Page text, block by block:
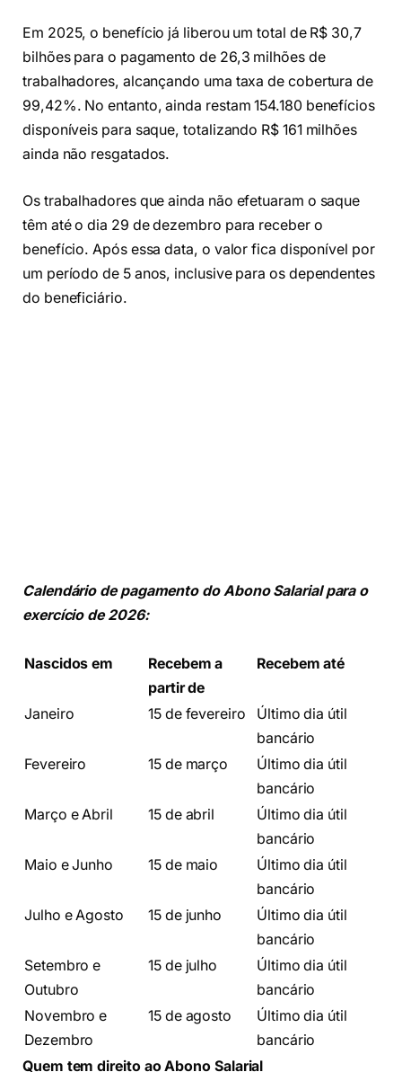
Em 2025, o benefício já liberou um total de R$ 30,7
bilhões para o pagamento de 26,3 milhões de
trabalhadores, alcançando uma taxa de cobertura de
99,42%. No entanto, ainda restam 154.180 benefícios
disponíveis para saque, totalizando R$ 161 milhões
ainda não resgatados.
Os trabalhadores que ainda não efetuaram o saque
têm até o dia 29 de dezembro para receber o
benefício. Após essa data, o valor fica disponível por
um período de 5 anos, inclusive para os dependentes
do beneficiário.
Calendário de pagamento do Abono Salarial para o
exercício de 2026:
Nascidos em
Recebem a
partir de
Recebem até
Janeiro 15 de fevereiro
Último dia útil
bancário
Fevereiro
15 de março
Último dia útil
bancário
Março e Abril
15 de abril
Último dia útil
bancário
Maio e Junho
15 de maio
Último dia útil
bancário
Julho e Agosto
15 de junho
Último dia útil
bancário
Setembro e
Outubro
15 de julho
Último dia útil
bancário
Novembro e
Dezembro
15 de agosto
Último dia útil
bancário
Quem tem direito ao Abono Salarial